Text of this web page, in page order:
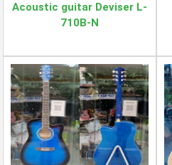
Acoustic guitar Deviser L-
710B-N